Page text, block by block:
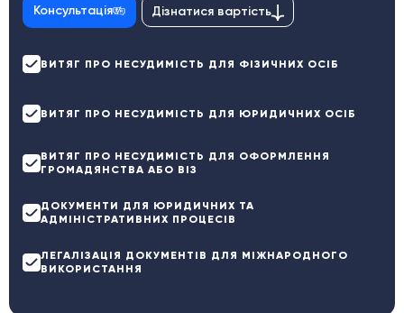
Консультація Дізнатися вартість
ВИТЯГ ПРО НЕСУДИМІСТЬ ДЛЯ ФІЗИЧНИХ ОСІБ
ВИТЯГ ПРО НЕСУДИМІСТЬ ДЛЯ ЮРИДИЧНИХ ОСІБ
ВИТЯГ ПРО НЕСУДИМІСТЬ ДЛЯ ОФОРМЛЕННЯ
ГРОМАДЯНСТВА АБО ВІЗ
ДОКУМЕНТИ ДЛЯ ЮРИДИЧНИХ ТА
АДМІНІСТРАТИВНИХ ПРОЦЕСІВ
ЛЕГАЛІЗАЦІЯ ДОКУМЕНТІВ ДЛЯ МІЖНАРОДНОГО
ВИКОРИСТАННЯ